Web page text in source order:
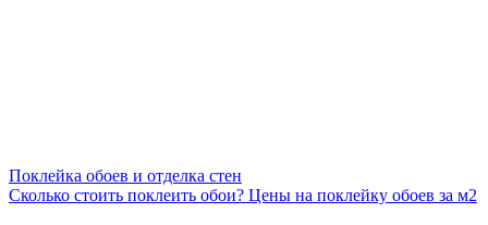
Поклейка обоев и отделка стен
Сколько стоить поклеить обои? Цены на поклейку обоев за м2